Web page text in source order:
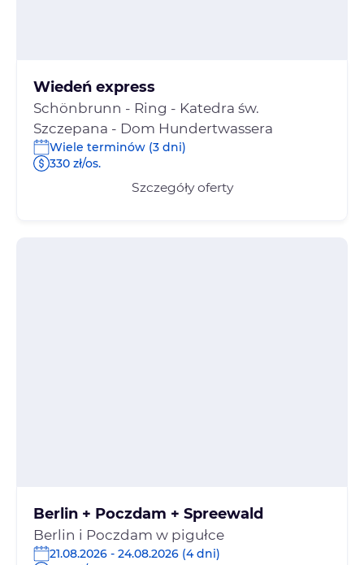
Wiedeń express
Schönbrunn - Ring - Katedra św.
Szczepana - Dom Hundertwassera
Wiele terminów (3 dni)
330 zł/os.
Szczegóły oferty
Berlin + Poczdam + Spreewald
Berlin i Poczdam w pigułce
21.08.2026 - 24.08.2026 (4 dni)